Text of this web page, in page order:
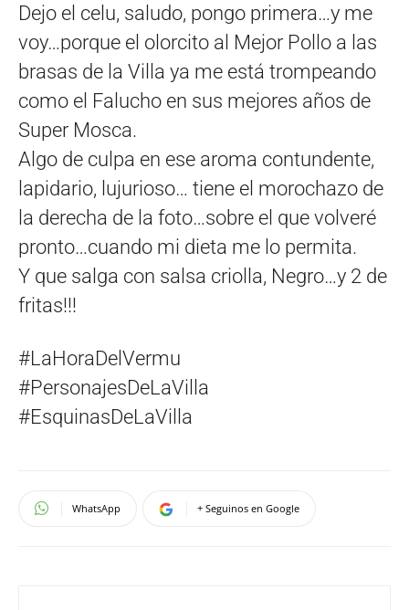
Dejo el celu, saludo, pongo primera…y me
voy…porque el olorcito al Mejor Pollo a las
brasas de la Villa ya me está trompeando
como el Falucho en sus mejores años de
Super Mosca.
Algo de culpa en ese aroma contundente,
lapidario, lujurioso… tiene el morochazo de
la derecha de la foto…sobre el que volveré
pronto…cuando mi dieta me lo permita.
Y que salga con salsa criolla, Negro…y 2 de
fritas!!!
#LaHoraDelVermu
#PersonajesDeLaVilla
#EsquinasDeLaVilla
WhatsApp + Seguinos en Google